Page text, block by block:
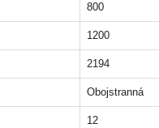
800
1200
2194
Obojstranná
12